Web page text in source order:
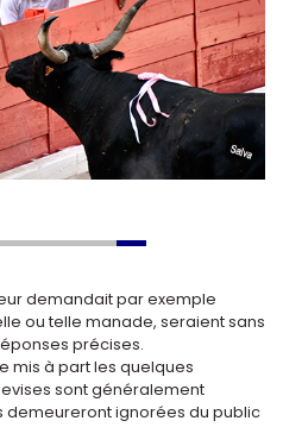
demandait par exemple
ou telle manade, seraient sans
précises.
mis à part les quelques
sont généralement
demeureront ignorées du public